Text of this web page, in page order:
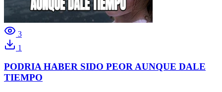
3
1
PODRIA HABER SIDO PEOR AUNQUE DALE
TIEMPO